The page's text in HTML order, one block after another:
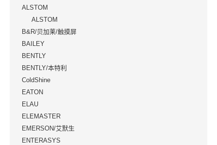
ALSTOM
ALSTOM
B&R/贝加莱/触摸屏
BAILEY
BENTLY
BENTLY/本特利
ColdShine
EATON
ELAU
ELEMASTER
EMERSON/艾默生
ENTERASYS